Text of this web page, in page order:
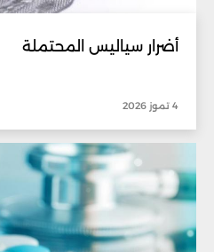
أضرار سياليس المحتملة
4 تموز 2026